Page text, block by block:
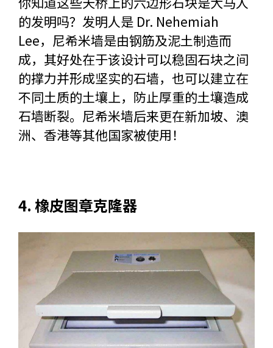
的发明吗？发明人是 Dr. Nehemiah
Lee，尼希米墙是由钢筋及泥土制造而
成，其好处在于该设计可以稳固石块之间
的撑力并形成坚实的石墙，也可以建立在
不同土质的土壤上，防止厚重的土壤造成
石墙断裂。尼希米墙后来更在新加坡、澳
洲、香港等其他国家被使用！
4. 橡皮图章克隆器